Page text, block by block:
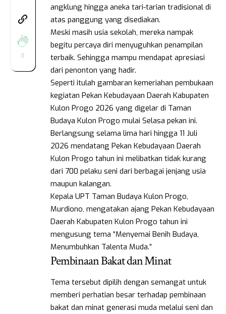
0
angklung hingga aneka tari-tarian tradisional di
atas panggung yang disediakan.
Meski masih usia sekolah, mereka nampak
begitu percaya diri menyuguhkan penampilan
terbaik. Sehingga mampu mendapat apresiasi
dari penonton yang hadir.
Seperti itulah gambaran kemeriahan pembukaan
kegiatan Pekan Kebudayaan Daerah Kabupaten
Kulon Progo 2026 yang digelar di Taman
Budaya Kulon Progo mulai Selasa pekan ini.
Berlangsung selama lima hari hingga 11 Juli
2026 mendatang Pekan Kebudayaan Daerah
Kulon Progo tahun ini melibatkan tidak kurang
dari 700 pelaku seni dari berbagai jenjang usia
maupun kalangan.
Kepala UPT Taman Budaya Kulon Progo,
Murdiono, mengatakan ajang Pekan Kebudayaan
Daerah Kabupaten Kulon Progo tahun ini
mengusung tema “Menyemai Benih Budaya,
Menumbuhkan Talenta Muda.”
Pembinaan Bakat dan Minat
Tema tersebut dipilih dengan semangat untuk
memberi perhatian besar terhadap pembinaan
bakat dan minat generasi muda melalui seni dan